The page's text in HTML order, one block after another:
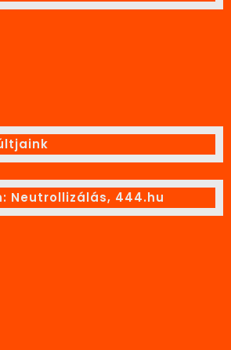
Neutrollizálás, 444.hu